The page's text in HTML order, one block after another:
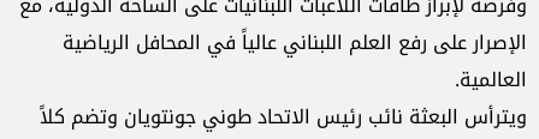
الإصرار على رفع العلم اللبناني عالياً في المحافل الرياضية
العالمية.
ويترأس البعثة نائب رئيس الاتحاد طوني جونتويان وتضم كلاً